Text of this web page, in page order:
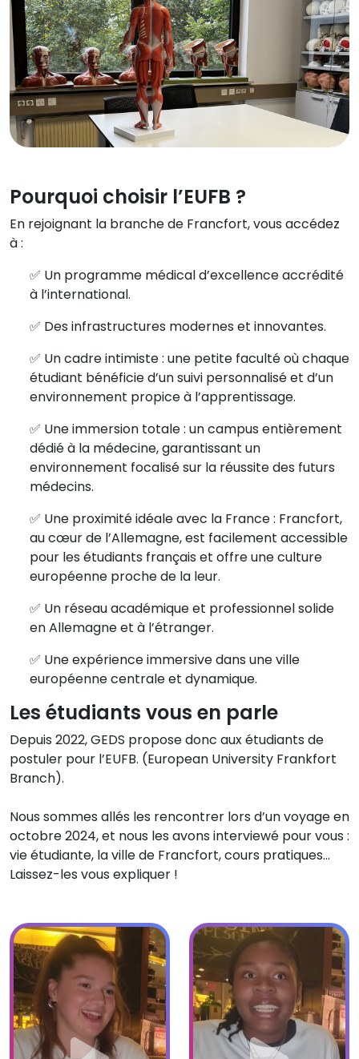
Pourquoi choisir l’EUFB ?
En rejoignant la branche de Francfort, vous accédez
à :
✅ Un programme médical d’excellence accrédité
à l’international.
✅ Des infrastructures modernes et innovantes.
✅ Un cadre intimiste : une petite faculté où chaque
étudiant bénéficie d’un suivi personnalisé et d’un
environnement propice à l’apprentissage.
✅ Une immersion totale : un campus entièrement
dédié à la médecine, garantissant un
environnement focalisé sur la réussite des futurs
médecins.
✅ Une proximité idéale avec la France : Francfort,
au cœur de l’Allemagne, est facilement accessible
pour les étudiants français et offre une culture
européenne proche de la leur.
✅ Un réseau académique et professionnel solide
en Allemagne et à l’étranger.
✅ Une expérience immersive dans une ville
européenne centrale et dynamique.
Les étudiants vous en parle
Depuis 2022, GEDS propose donc aux étudiants de
postuler pour l’EUFB. (European University Frankfort
Branch).
Nous sommes allés les rencontrer lors d’un voyage en
octobre 2024, et nous les avons interviewé pour vous :
vie étudiante, la ville de Francfort, cours pratiques…
Laissez-les vous expliquer !